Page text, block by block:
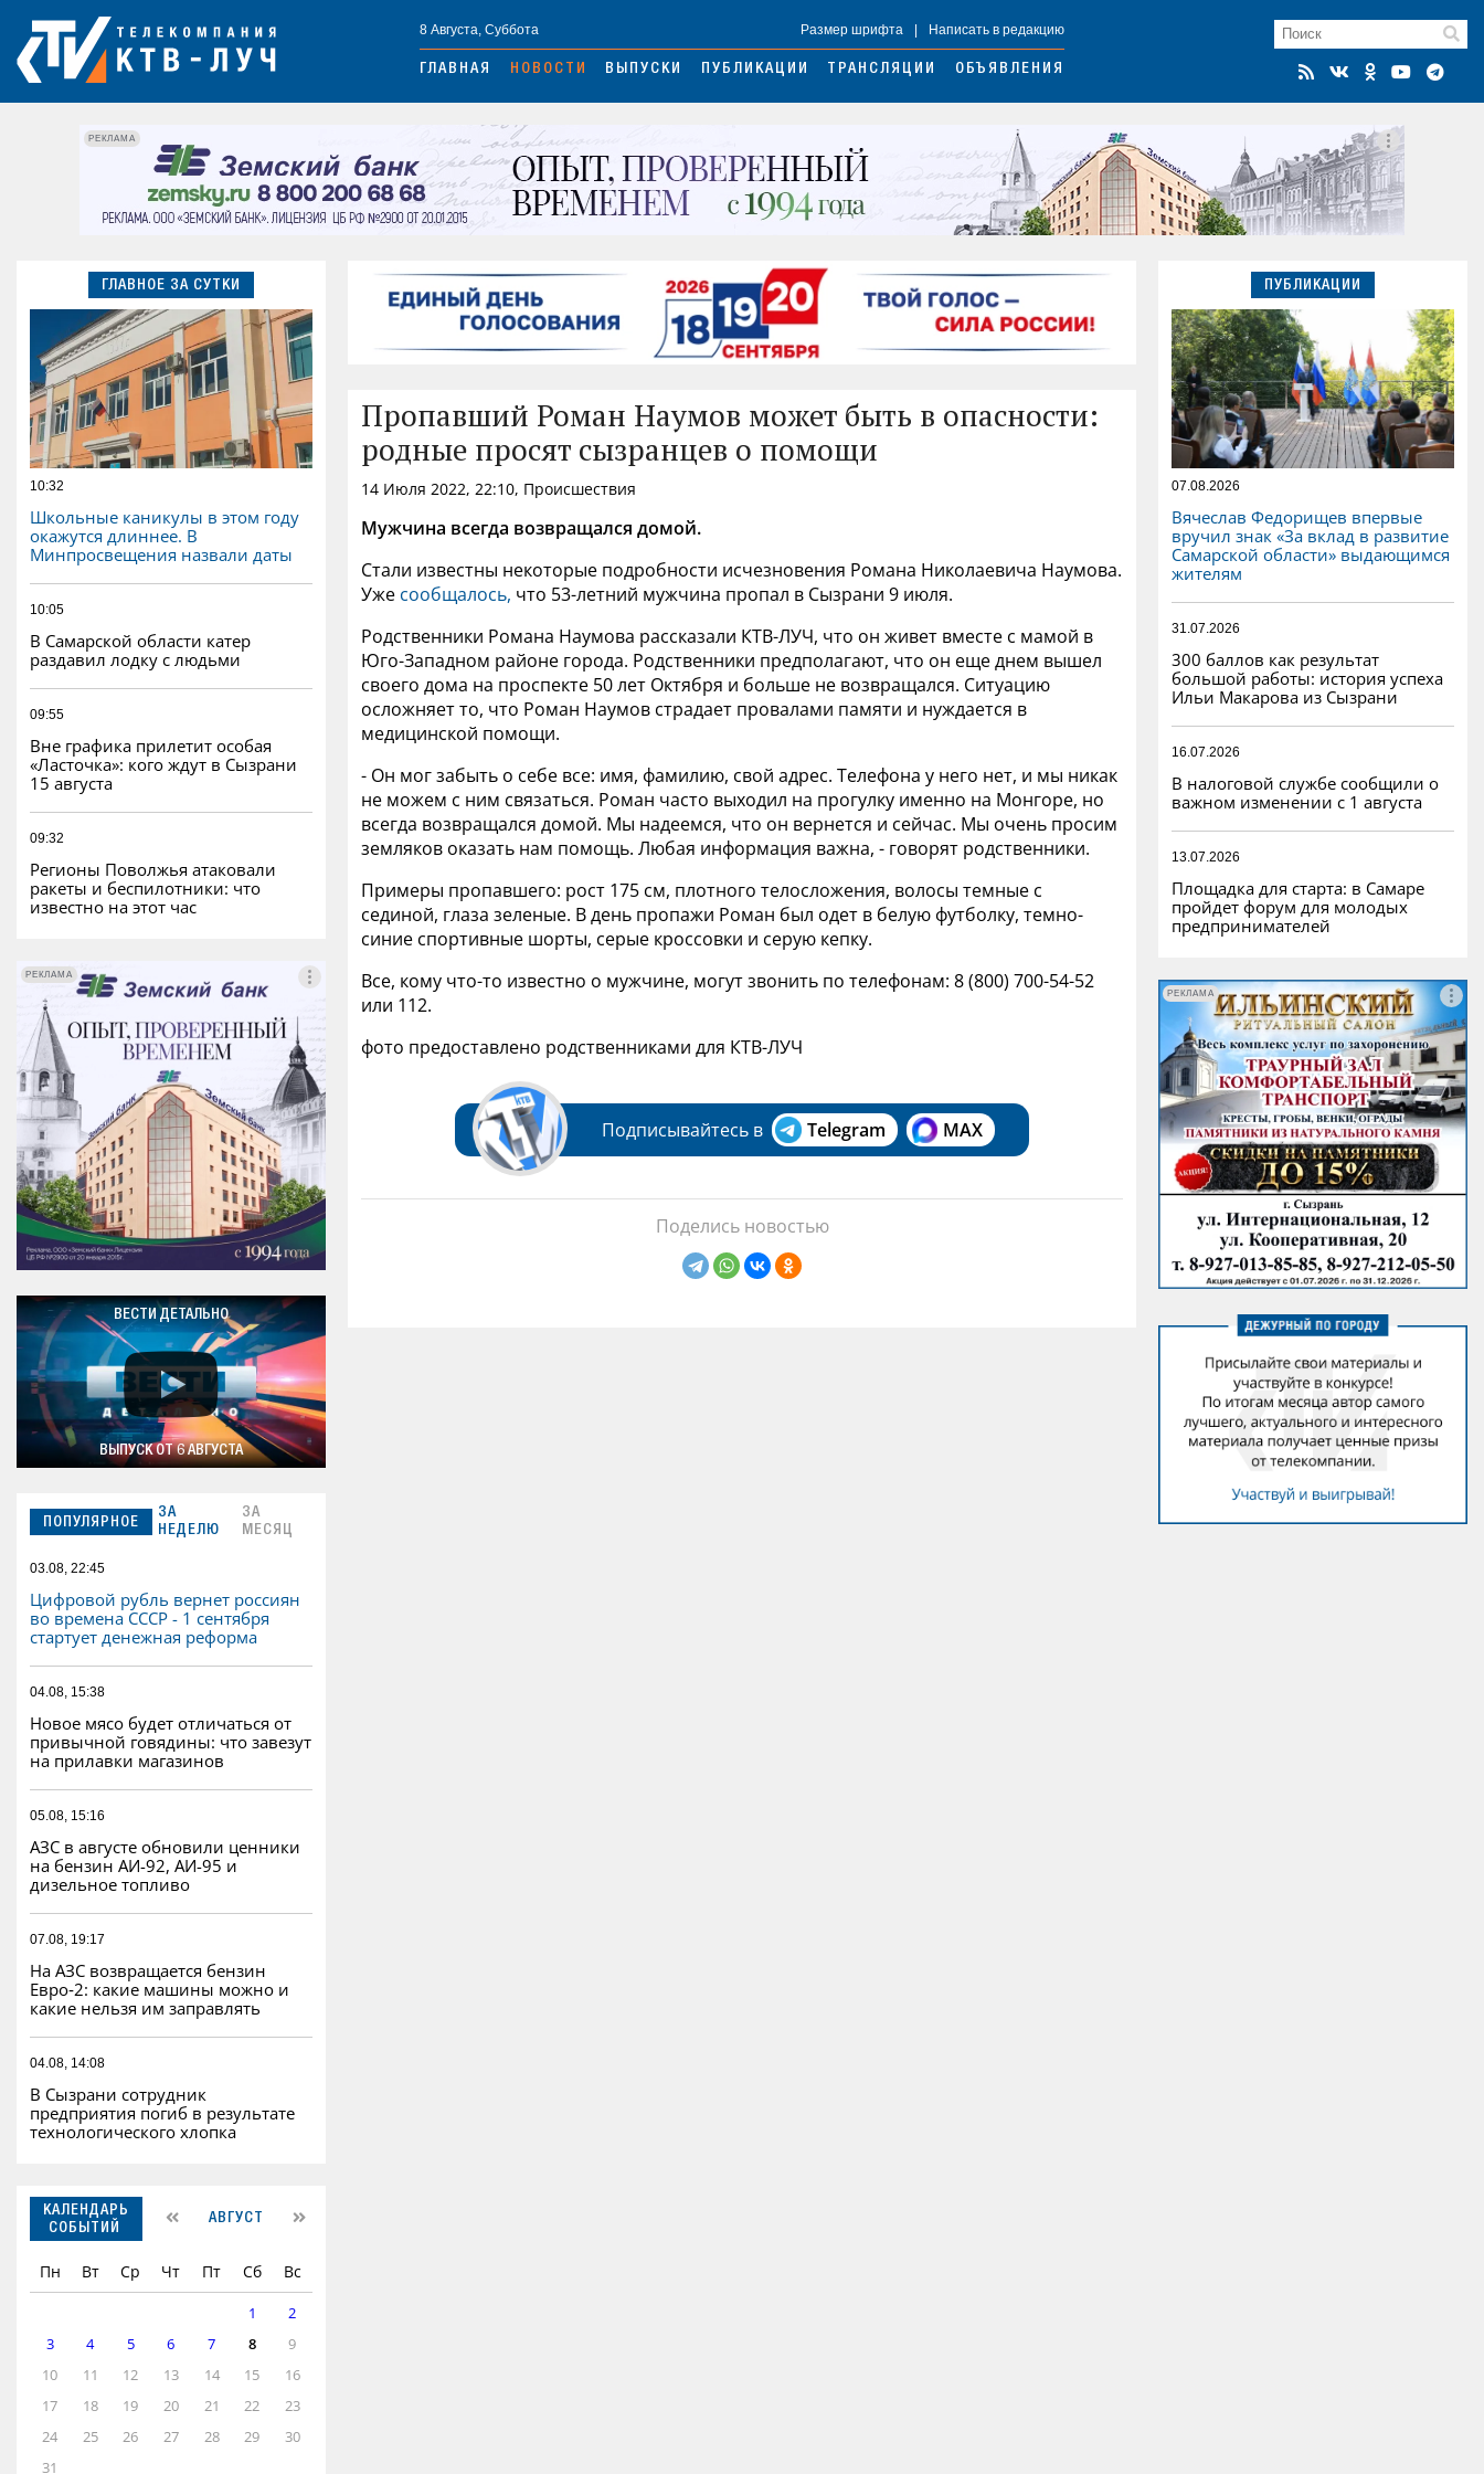
8 Августа, Суббота Размер шрифта Написать в редакцию
ГЛАВНАЯ НОВОСТИ ВЫПУСКИ ПУБЛИКАЦИИ ТРАНСЛЯЦИИ ОБЪЯВЛЕНИЯ
РЕКЛАМА
ГЛАВНОЕ ЗА СУТКИ
10:32
Школьные каникулы в этом году
окажутся длиннее. В
Минпросвещения назвали даты
10:05
В Самарской области катер
раздавил лодку с людьми
09:55
Вне графика прилетит особая
«Ласточка»: кого ждут в Сызрани
15 августа
09:32
Регионы Поволжья атаковали
ракеты и беспилотники: что
известно на этот час
РЕКЛАМА
РЕКЛАМА
ВЕСТИ ДЕТАЛЬНО
ВЫПУСК ОТ 6 АВГУСТА
ПОПУЛЯРНОЕ
ЗА
НЕДЕЛЮ
ЗА
МЕСЯЦ
03.08, 22:45
Цифровой рубль вернет россиян
во времена СССР - 1 сентября
стартует денежная реформа
04.08, 15:38
Новое мясо будет отличаться от
привычной говядины: что завезут
на прилавки магазинов
05.08, 15:16
АЗС в августе обновили ценники
на бензин АИ-92, АИ-95 и
дизельное топливо
07.08, 19:17
На АЗС возвращается бензин
Евро‑2: какие машины можно и
какие нельзя им заправлять
04.08, 14:08
В Сызрани сотрудник
предприятия погиб в результате
технологического хлопка
КАЛЕНДАРЬ
СОБЫТИЙ
АВГУСТ
Пн Вт Ср Чт Пт Сб Вс
1
2
3
4 5 6 7 8
9
10
11 12 13 14 15
16
17
18 19 20 21 22
23
24
25 26 27 28 29
30
31
Пропавший Роман Наумов может быть в опасности:
родные просят сызранцев о помощи
14 Июля 2022, 22:10, Происшествия
Мужчина всегда возвращался домой.
Стали известны некоторые подробности исчезновения Романа Николаевича Наумова.
Уже сообщалось, что 53-летний мужчина пропал в Сызрани 9 июля.
Родственники Романа Наумова рассказали КТВ-ЛУЧ, что он живет вместе с мамой в
Юго-Западном районе города. Родственники предполагают, что он еще днем вышел
своего дома на проспекте 50 лет Октября и больше не возвращался. Ситуацию
осложняет то, что Роман Наумов страдает провалами памяти и нуждается в
медицинской помощи.
- Он мог забыть о себе все: имя, фамилию, свой адрес. Телефона у него нет, и мы никак
не можем с ним связаться. Роман часто выходил на прогулку именно на Монгоре, но
всегда возвращался домой. Мы надеемся, что он вернется и сейчас. Мы очень просим
земляков оказать нам помощь. Любая информация важна, - говорят родственники.
Примеры пропавшего: рост 175 см, плотного телосложения, волосы темные с
сединой, глаза зеленые. В день пропажи Роман был одет в белую футболку, темно-
синие спортивные шорты, серые кроссовки и серую кепку.
Все, кому что-то известно о мужчине, могут звонить по телефонам: 8 (800) 700-54-52
или 112.
фото предоставлено родственниками для КТВ-ЛУЧ
Подписывайтесь в Telegram MAX
Поделись новостью
ПУБЛИКАЦИИ
07.08.2026
Вячеслав Федорищев впервые
вручил знак «За вклад в развитие
Самарской области» выдающимся
жителям
31.07.2026
300 баллов как результат
большой работы: история успеха
Ильи Макарова из Сызрани
16.07.2026
В налоговой службе сообщили о
важном изменении с 1 августа
13.07.2026
Площадка для старта: в Самаре
пройдет форум для молодых
предпринимателей
РЕКЛАМА